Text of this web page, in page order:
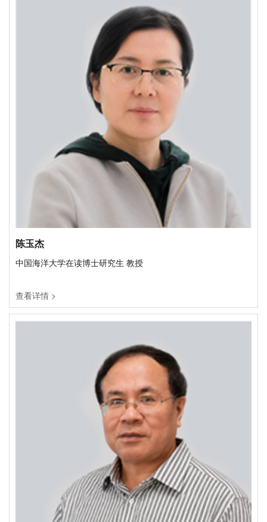
陈玉杰
中国海洋大学在读博士研究生 教授
查看详情 >